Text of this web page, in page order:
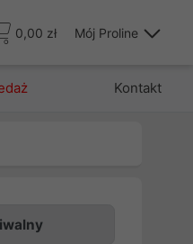
0,00 zł Mój Proline
Kontakt